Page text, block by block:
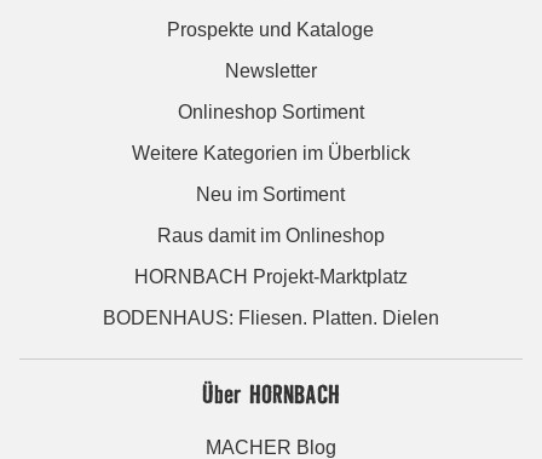
Prospekte und Kataloge
Newsletter
Onlineshop Sortiment
Weitere Kategorien im Überblick
Neu im Sortiment
Raus damit im Onlineshop
HORNBACH Projekt-Marktplatz
BODENHAUS: Fliesen. Platten. Dielen
Über HORNBACH
MACHER Blog